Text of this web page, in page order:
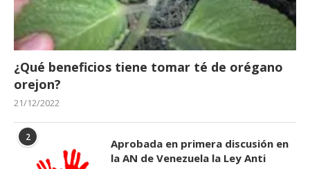
¿Qué beneficios tiene tomar té de orégano
orejon?
21/12/2022
2
Aprobada en primera discusión en
la AN de Venezuela la Ley Anti